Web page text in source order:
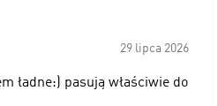
29 lipca 2026
ładne:) pasują właściwie do